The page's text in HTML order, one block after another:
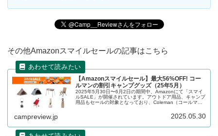
その他Amazonスマイルセールの記事はこちら
【Amazonスマイルセール】最大56%OFF! コー
ルマンの割引キャンプグッズ（25年5月）
2025年5月30日〜6月2日の期間中、Amazonにて「スマイ
ルSALE」が開催されています。アウトドア用品、キャンプ
用品もセールの対象となっており、Coleman（コールマ
campreview.jp 2025.05.30